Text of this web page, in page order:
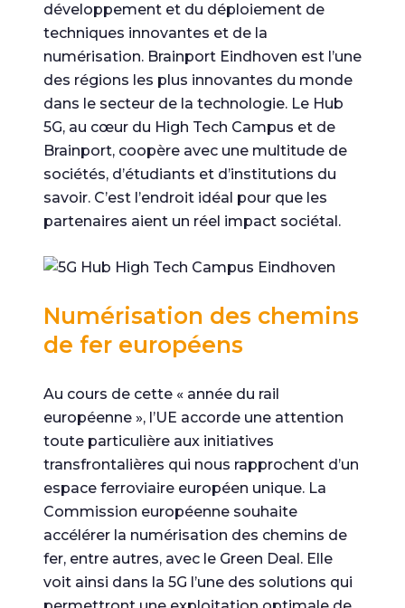
développement et du déploiement de
techniques innovantes et de la
numérisation. Brainport Eindhoven est l’une
des régions les plus innovantes du monde
dans le secteur de la technologie. Le Hub
5G, au cœur du High Tech Campus et de
Brainport, coopère avec une multitude de
sociétés, d’étudiants et d’institutions du
savoir. C’est l’endroit idéal pour que les
partenaires aient un réel impact sociétal.
Numérisation des chemins
de fer européens
Au cours de cette « année du rail
européenne », l’UE accorde une attention
toute particulière aux initiatives
transfrontalières qui nous rapprochent d’un
espace ferroviaire européen unique. La
Commission européenne souhaite
accélérer la numérisation des chemins de
fer, entre autres, avec le Green Deal. Elle
voit ainsi dans la 5G l’une des solutions qui